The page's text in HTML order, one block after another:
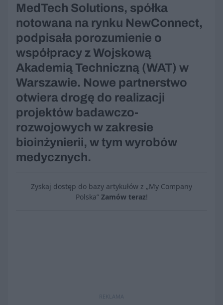
MedTech Solutions, spółka
notowana na rynku NewConnect,
podpisała porozumienie o
współpracy z Wojskową
Akademią Techniczną (WAT) w
Warszawie. Nowe partnerstwo
otwiera drogę do realizacji
projektów badawczo-
rozwojowych w zakresie
bioinżynierii, w tym wyrobów
medycznych.
Zyskaj dostęp do bazy artykułów z „My Company
Polska” Zamów teraz!
REKLAMA